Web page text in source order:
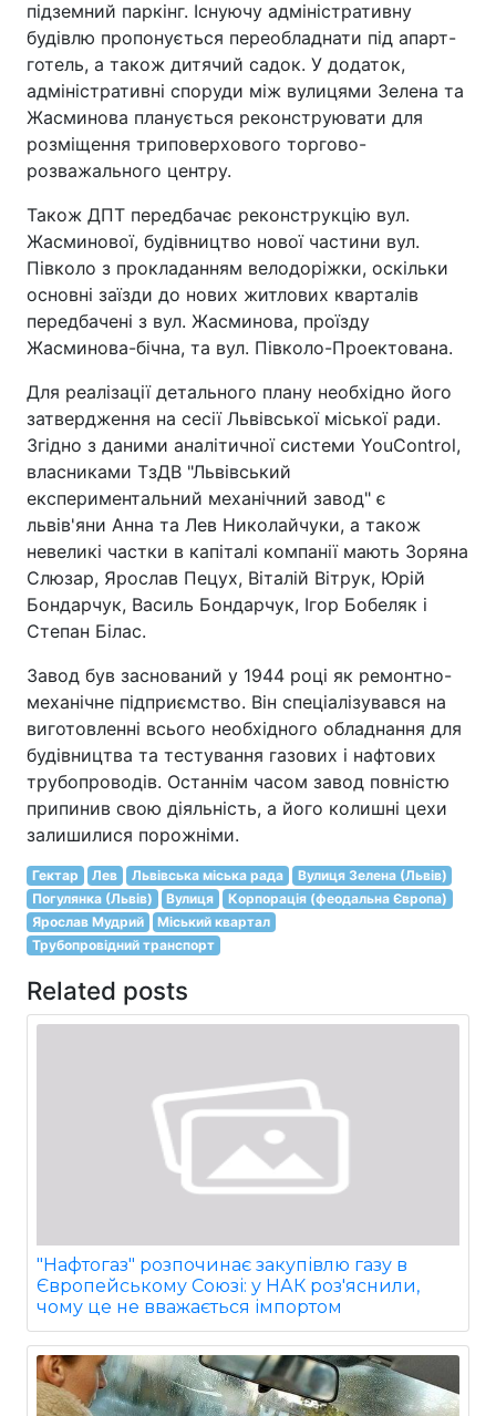
підземний паркінг. Існуючу адміністративну
будівлю пропонується переобладнати під апарт-
готель, а також дитячий садок. У додаток,
адміністративні споруди між вулицями Зелена та
Жасминова планується реконструювати для
розміщення триповерхового торгово-
розважального центру.
Також ДПТ передбачає реконструкцію вул.
Жасминової, будівництво нової частини вул.
Півколо з прокладанням велодоріжки, оскільки
основні заїзди до нових житлових кварталів
передбачені з вул. Жасминова, проїзду
Жасминова-бічна, та вул. Півколо-Проектована.
Для реалізації детального плану необхідно його
затвердження на сесії Львівської міської ради.
Згідно з даними аналітичної системи YouControl,
власниками ТзДВ "Львівський
експериментальний механічний завод" є
львів'яни Анна та Лев Николайчуки, а також
невеликі частки в капіталі компанії мають Зоряна
Слюзар, Ярослав Пецух, Віталій Вітрук, Юрій
Бондарчук, Василь Бондарчук, Ігор Бобеляк і
Степан Білас.
Завод був заснований у 1944 році як ремонтно-
механічне підприємство. Він спеціалізувався на
виготовленні всього необхідного обладнання для
будівництва та тестування газових і нафтових
трубопроводів. Останнім часом завод повністю
припинив свою діяльність, а його колишні цехи
залишилися порожніми.
Гектар Лев Львівська міська рада
Вулиця Зелена (Львів)
Погулянка (Львів)
Вулиця
Корпорація (феодальна Європа)
Ярослав Мудрий
Міський квартал
Трубопровідний транспорт
Related posts
"Нафтогаз" розпочинає закупівлю газу в
Європейському Союзі: у НАК роз'яснили,
чому це не вважається імпортом